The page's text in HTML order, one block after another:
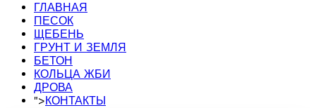
ГЛАВНАЯ
ПЕСОК
ЩЕБЕНЬ
ГРУНТ И ЗЕМЛЯ
БЕТОН
КОЛЬЦА ЖБИ
ДРОВА
">КОНТАКТЫ